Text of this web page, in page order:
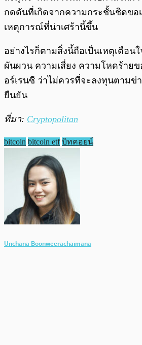
กดดันที่เกิดจากความกระชั้นชิดขอ
เหตุการณ์ที่น่าเศร้านี้ขึ้น
อย่างไรก็ตามสิ่งนี้ถือเป็นเหตุเตือน
ผันผวน ความเสี่ยง ความโหดร้าย
อร์เรนซี ว่าไม่ควรที่จะลงทุนตามข่
ยืนยัน
ที่มา: Cryptopolitan
bitcoin bitcoin etf บิทคอยน์
Unchana Boonweerachaimana